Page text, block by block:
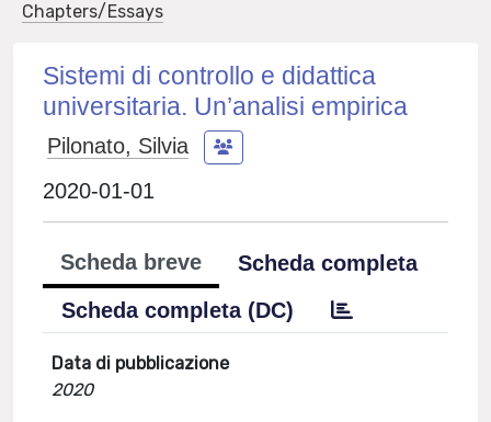
Chapters/Essays
Sistemi di controllo e didattica
universitaria. Un’analisi empirica
Pilonato, Silvia
2020-01-01
Scheda breve
Scheda completa
Scheda completa (DC)
Data di pubblicazione
2020